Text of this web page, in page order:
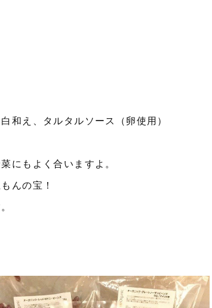
和え、タルタルソース（卵使用）
にもよく合いますよ。
んの宝！